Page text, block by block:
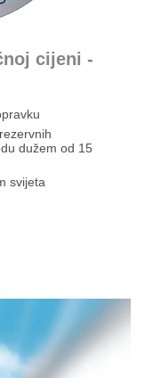
cijeni -
dužem od 15
svijeta